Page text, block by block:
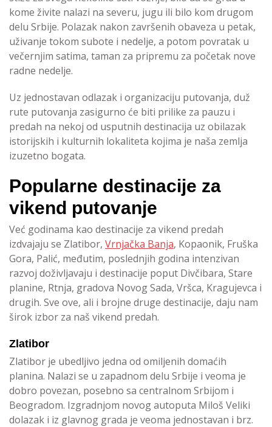
kome živite nalazi na severu, jugu ili bilo kom drugom
delu Srbije. Polazak nakon završenih obaveza u petak,
uživanje tokom subote i nedelje, a potom povratak u
večernjim satima, taman za pripremu za početak nove
radne nedelje.
Uz jednostavan odlazak i organizaciju putovanja, duž
rute putovanja zasigurno će biti prilike za pauzu i
predah na nekoj od usputnih destinacija uz obilazak
istorijskih i kulturnih lokaliteta kojima je naša zemlja
izuzetno bogata.
Popularne destinacije za
vikend putovanje
Već godinama kao destinacije za vikend predah
izdvajaju se Zlatibor, Vrnjačka Banja, Kopaonik, Fruška
Gora, Palić, međutim, poslednjih godina intenzivan
razvoj doživljavaju i destinacije poput Divčibara, Stare
planine, Rtnja, gradova Novog Sada, Vršca, Kragujevca i
drugih. Sve ove, ali i brojne druge destinacije, daju nam
širok izbor za naš vikend predah.
Zlatibor
Zlatibor je ubedljivo jedna od omiljenih domaćih
planina. Nalazi se u zapadnom delu Srbije i veoma je
dobro povezan, posebno sa centralnom Srbijom i
Beogradom. Izgradnjom novog autoputa Miloš Veliki
dolazak i iz glavnog grada je veoma jednostavan i brz.